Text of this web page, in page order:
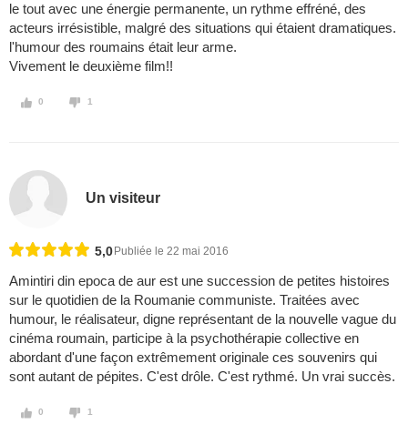
le tout avec une énergie permanente, un rythme effréné, des
acteurs irrésistible, malgré des situations qui étaient dramatiques.
l'humour des roumains était leur arme.
Vivement le deuxième film!!
0 1
Un visiteur
5,0 Publiée le 22 mai 2016
Amintiri din epoca de aur est une succession de petites histoires
sur le quotidien de la Roumanie communiste. Traitées avec
humour, le réalisateur, digne représentant de la nouvelle vague du
cinéma roumain, participe à la psychothérapie collective en
abordant d'une façon extrêmement originale ces souvenirs qui
sont autant de pépites. C'est drôle. C'est rythmé. Un vrai succès.
0 1